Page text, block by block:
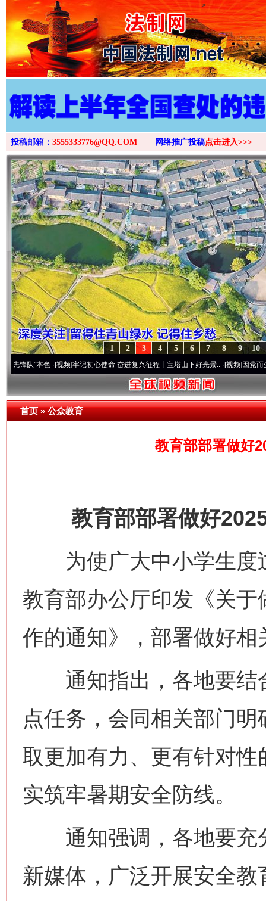
>
投稿邮箱： 3555333776@QQ.COM 网络推广投稿点击进入>>>
10
9
8
7
6
5
4
3
2
1
本色·[视频]牢记初心使命 奋进复兴征程丨宝塔山下好光景..·[视频]因党而生 为党而
首页»公众教育
教育部部署做好
教育部部署做好2025
为使广大中小学生度
教育部办公厅印发《关
作的通知》，部署做好相
通知指出，各地要结
点任务，会同相关部门
取更加有力、更有针对
实筑牢暑期安全防线。
通知强调，各地要充
新媒体，广泛开展安全